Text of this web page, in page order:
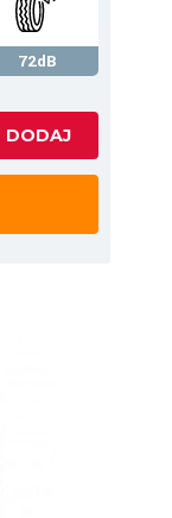
72dB